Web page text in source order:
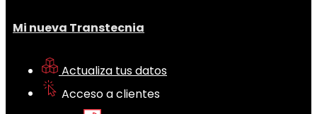
Mi nueva Transtecnia
Actualiza tus datos
Acceso a clientes